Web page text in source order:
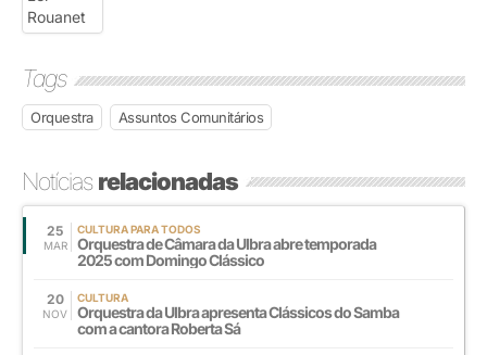
Tags
Orquestra Assuntos Comunitários
Notíciasrelacionadas
25
MAR
CULTURA PARA TODOS
Orquestra de Câmara da Ulbra abre temporada
2025 com Domingo Clássico
20
NOV
CULTURA
Orquestra da Ulbra apresenta Clássicos do Samba
com a cantora Roberta Sá